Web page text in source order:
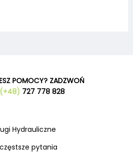
POMOCY? ZADZWOŃ
(+48) 727 778 828
Hydrauliczne
pytania